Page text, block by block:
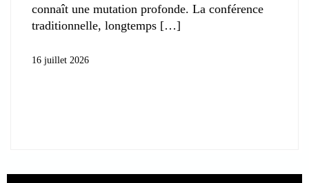
connaît une mutation profonde. La conférence
traditionnelle, longtemps
16 juillet 2026